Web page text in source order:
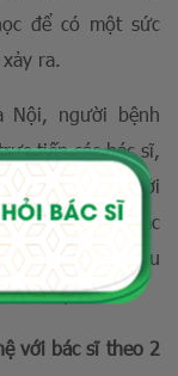
để có một sức
ra.
Nội, người bệnh
tiếp các bác sĩ,
chăm sóc bởi
thân thiện. Đặc
trợ điều trị hiệu
quốc tế.
với bác sĩ theo 2